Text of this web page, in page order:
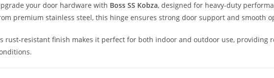
your door hardware with Boss SS Kobza, designed for heavy-duty
premium stainless steel, this hinge ensures strong door support and smooth
rust-resistant finish makes it perfect for both indoor and outdoor use, providing